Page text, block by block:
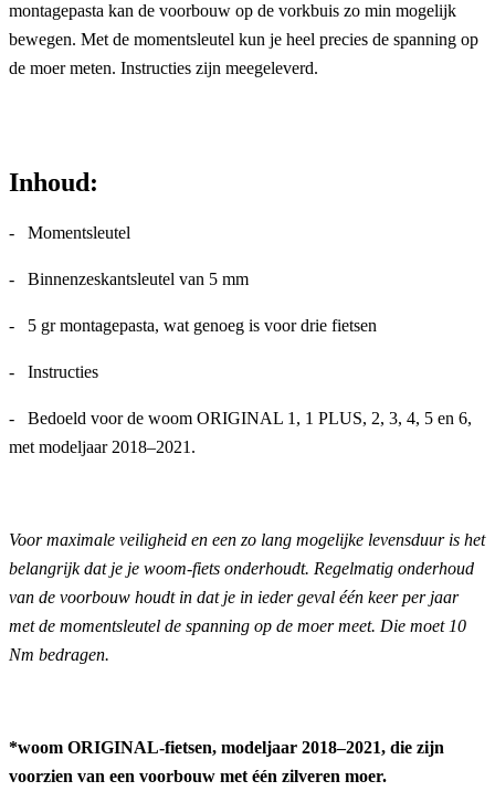
montagepasta kan de voorbouw op de vorkbuis zo min mogelijk
bewegen. Met de momentsleutel kun je heel precies de spanning op
de moer meten. Instructies zijn meegeleverd.
Inhoud:
- Momentsleutel
- Binnenzeskantsleutel van 5 mm
- 5 gr montagepasta, wat genoeg is voor drie fietsen
- Instructies
- Bedoeld voor de woom ORIGINAL 1, 1 PLUS, 2, 3, 4, 5 en 6,
met modeljaar 2018–2021.
Voor maximale veiligheid en een zo lang mogelijke levensduur is het
belangrijk dat je je woom-fiets onderhoudt. Regelmatig onderhoud
van de voorbouw houdt in dat je in ieder geval één keer per jaar
met de momentsleutel de spanning op de moer meet. Die moet 10
Nm bedragen.
*woom ORIGINAL-fietsen, modeljaar 2018–2021, die zijn
voorzien van een voorbouw met één zilveren moer.